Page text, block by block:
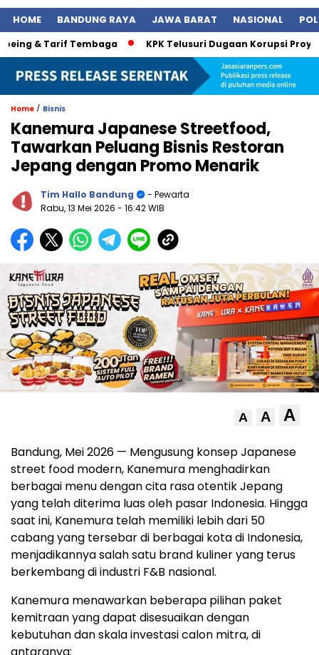
HOME BANDUNG RAYA JAWA BARAT NASIONAL
& Tarif Tembaga KPK Telusuri Dugaan Korupsi Proyek
Home / Bisnis
Kanemura Japanese Streetfood,
Tawarkan Peluang Bisnis Restoran
Jepang dengan Promo Menarik
Tim Hallo Bandung
- Pewarta
Rabu, 13 Mei 2026 - 16:42 WIB
A A A
Bandung, Mei 2026 — Mengusung konsep Japanese
street food modern, Kanemura menghadirkan
berbagai menu dengan cita rasa otentik Jepang
yang telah diterima luas oleh pasar Indonesia. Hingga
saat ini, Kanemura telah memiliki lebih dari 50
cabang yang tersebar di berbagai kota di Indonesia,
menjadikannya salah satu brand kuliner yang terus
berkembang di industri F&B nasional.
Kanemura menawarkan beberapa pilihan paket
kemitraan yang dapat disesuaikan dengan
kebutuhan dan skala investasi calon mitra, di